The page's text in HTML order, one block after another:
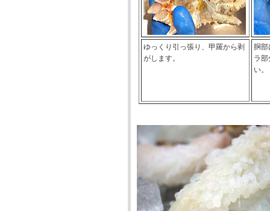
ゆっくり引っ張り、甲羅から剥
がします。
胴
ラ
い。